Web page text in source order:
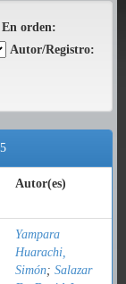
En orden:
Autor/Registro:
Autor(es)
Yampara
Huarachi,
Simón; Salazar